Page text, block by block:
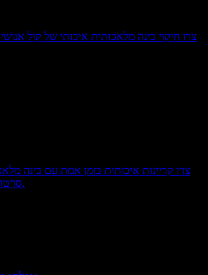
צרו חיקוי בינה מלאכותית איכותי של קול
צרו קריינות איכותית בזמן אמת עם בינה
סרטונים והסברים – בכל סגנון.